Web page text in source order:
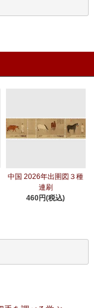
中国 2026年出圉図３種
連刷
460円(税込)